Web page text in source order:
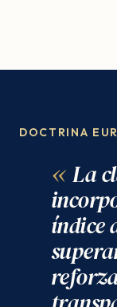
DOCTRINA
La
índice